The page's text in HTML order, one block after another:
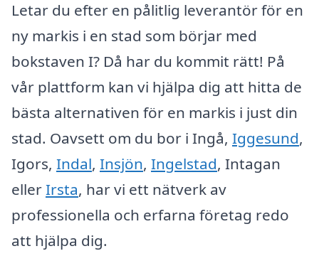
Letar du efter en pålitlig leverantör för en
ny markis i en stad som börjar med
bokstaven I? Då har du kommit rätt! På
vår plattform kan vi hjälpa dig att hitta de
bästa alternativen för en markis i just din
stad. Oavsett om du bor i Ingå, Iggesund,
Igors, Indal, Insjön, Ingelstad, Intagan
ellerIrsta, har vi ett nätverk av
professionella och erfarna företag redo
att hjälpa dig.